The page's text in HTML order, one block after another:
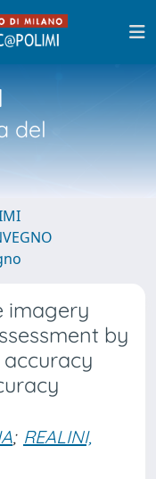
del
imagery
by
; REALINI,